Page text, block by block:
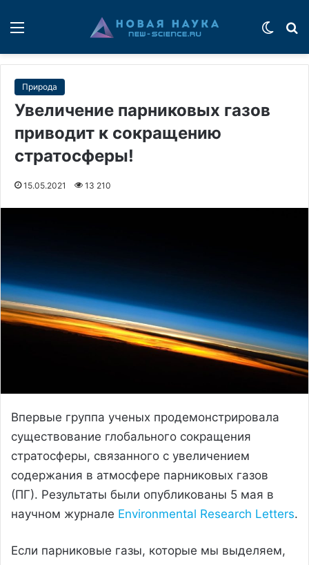
Природа
Увеличение парниковых газов
приводит к сокращению
стратосферы!
15.05.2021 13 210
Впервые группа ученых продемонстрировала
существование глобального сокращения
стратосферы, связанного с увеличением
содержания в атмосфере парниковых газов
(ПГ). Результаты были опубликованы 5 мая в
научном журнале Environmental Research Letters.
Если парниковые газы, которые мы выделяем,